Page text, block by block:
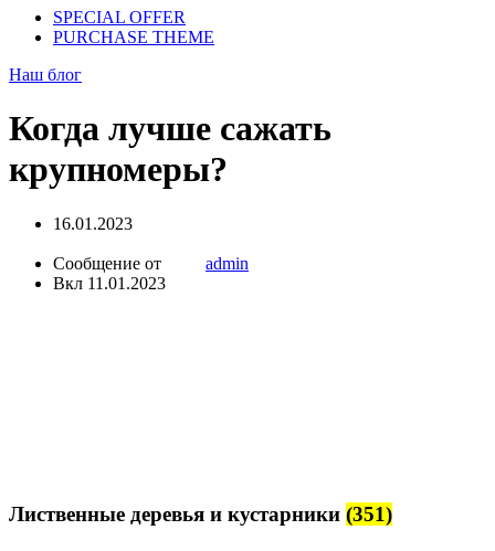
SPECIAL OFFER
PURCHASE THEME
Наш блог
Когда лучше сажать
крупномеры?
16.01.2023
Сообщение от
admin
Вкл 11.01.2023
Лиственные деревья и кустарники (351)